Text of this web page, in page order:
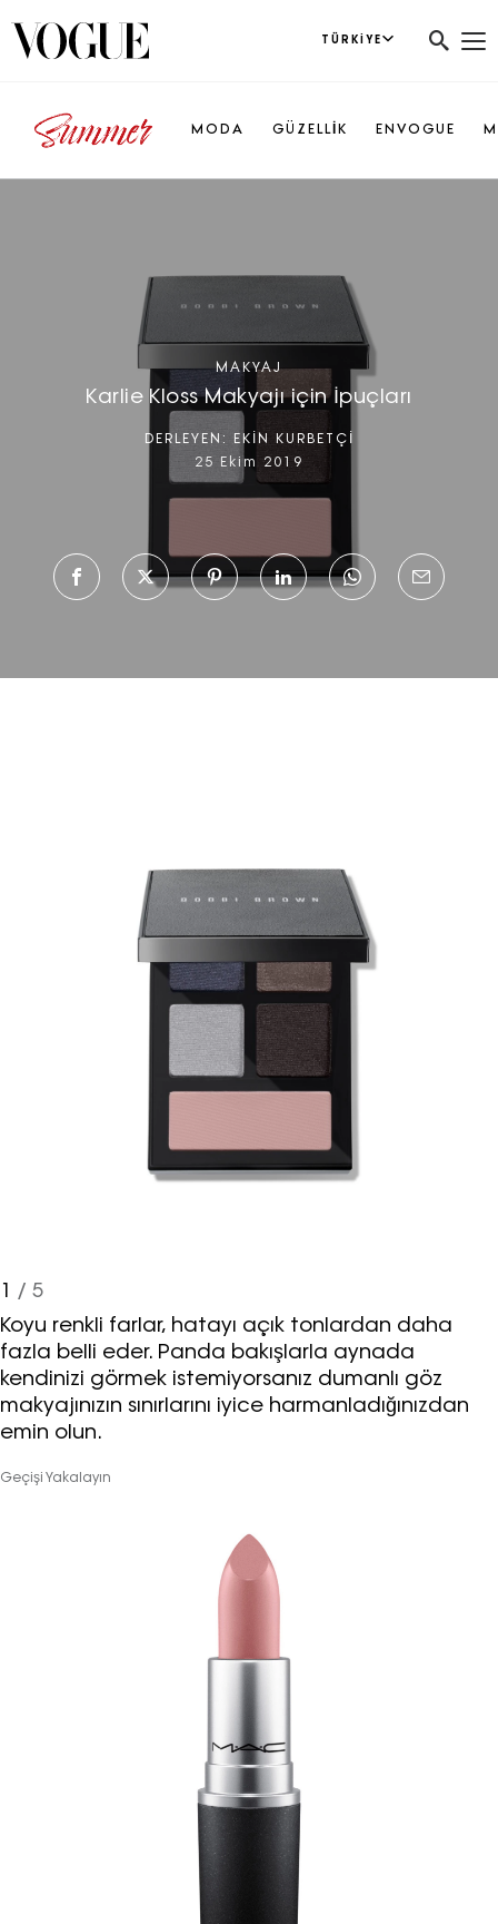
TÜRKIYE
MODA GÜZELLİK ENVOGUE
MAKYAJ
Karlie Kloss Makyajı için İpuçları
DERLEYEN:
EKİN KURBETÇİ
25 Ekim 2019
1 / 5
Koyu renkli farlar, hatayı açık tonlardan daha
fazla belli eder. Panda bakışlarla aynada
kendinizi görmek istemiyorsanız dumanlı göz
makyajınızın sınırlarını iyice harmanladığınızdan
emin olun.
Geçişi Yakalayın